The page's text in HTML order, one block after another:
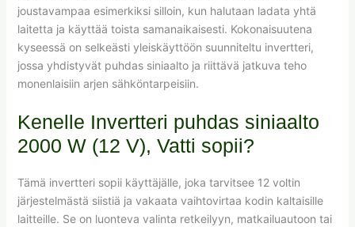
joustavampaa esimerkiksi silloin, kun halutaan ladata yhtä
laitetta ja käyttää toista samanaikaisesti. Kokonaisuutena
kyseessä on selkeästi yleiskäyttöön suunniteltu invertteri,
jossa yhdistyvät puhdas siniaalto ja riittävä jatkuva teho
monenlaisiin arjen sähköntarpeisiin.
Kenelle Invertteri puhdas siniaalto
2000 W (12 V), Vatti sopii?
Tämä invertteri sopii käyttäjälle, joka tarvitsee 12 voltin
järjestelmästä siistiä ja vakaata vaihtovirtaa kodin kaltaisille
laitteille. Se on luonteva valinta retkeilyyn, matkailuautoon tai